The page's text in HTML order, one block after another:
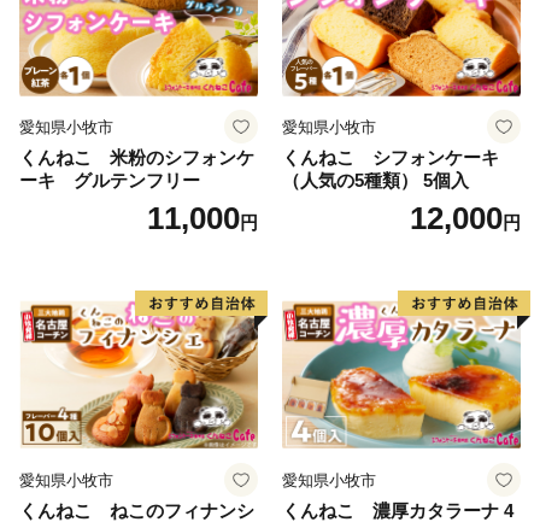
愛知県小牧市
くんねこ 米粉のシフォンケ
ーキ グルテンフリー
11,000円
愛知県小牧市
くんねこ シフォンケーキ
（人気の5種類） 5個入
12,000円
愛知県小牧市
くんねこ ねこのフィナンシ
愛知県小牧市
くんねこ 濃厚カタラーナ 4